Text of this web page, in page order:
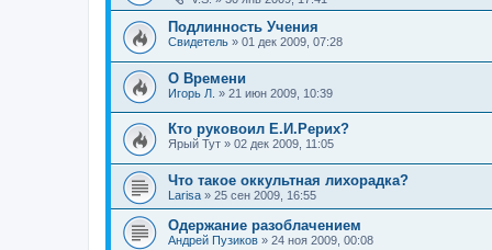
Подлинность Учения
Свидетель » 01 дек 2009, 07:28
О Времени
Игорь Л. » 21 июн 2009, 10:39
Кто руковоил Е.И.Рерих?
Ярый Тут » 02 дек 2009, 11:05
Что такое оккультная лихорадка?
Larisa » 25 сен 2009, 16:55
Одержание разоблачением
Андрей Пузиков » 24 ноя 2009, 00:08